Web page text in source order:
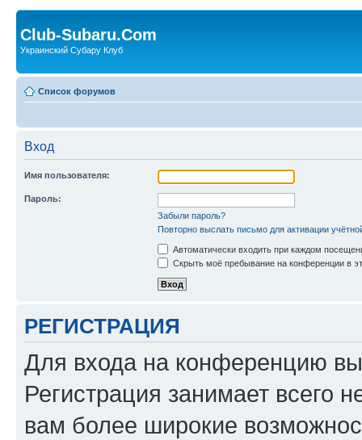
Club-Subaru.Com
Украинский Субару Клуб
Список форумов
Вход
Имя пользователя:
Пароль:
Забыли пароль?
Повторно выслать письмо для активации
Автоматически входить при каждом
Скрыть моё пребывание на конференции в
РЕГИСТРАЦИЯ
Для входа на конференцию
Регистрация занимает всего
вам более широкие